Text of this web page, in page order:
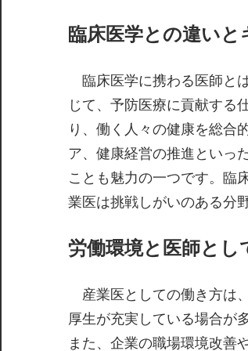
臨床医学との違い
臨床医学に携わる医師と
じて、予防医療に貢献する
り、働く人々の健康を総合
ア、健康経営の推進といっ
ことも魅力の一つです。臨
業医は挑戦しがいのある分
労働環境と医師とし
産業医としての働き方は
厚生が充実している場合が
また、企業の職場環境改善